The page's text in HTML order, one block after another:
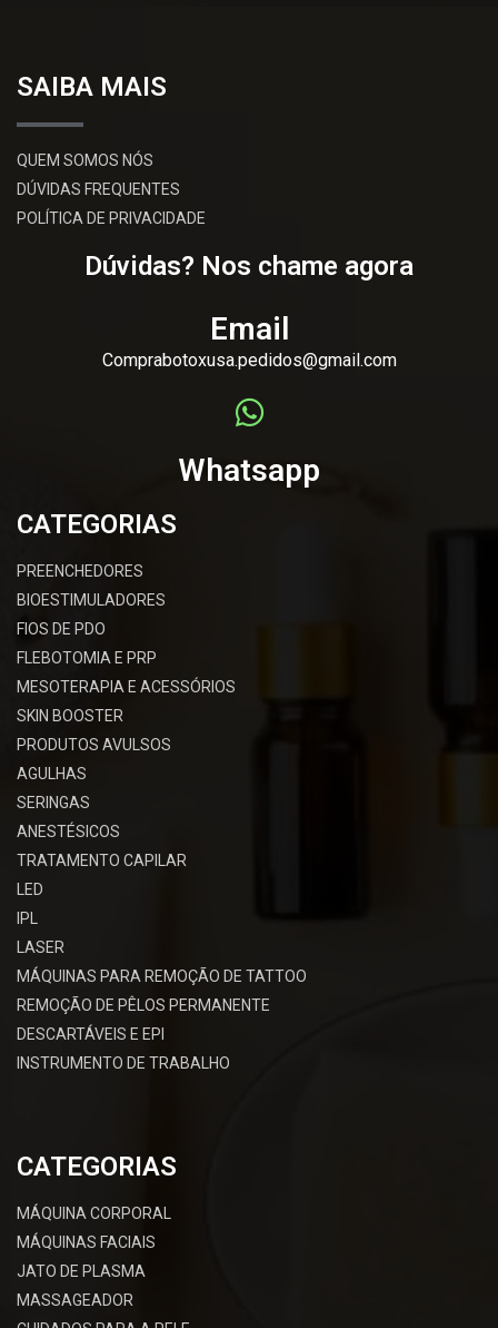
SAIBA MAIS
QUEM SOMOS NÓS
DÚVIDAS FREQUENTES
POLÍTICA DE PRIVACIDADE
Dúvidas? Nos chame agora
Email
Comprabotoxusa.pedidos@gmail.com
Whatsapp
CATEGORIAS
PREENCHEDORES
BIOESTIMULADORES
FIOS DE PDO
FLEBOTOMIA E PRP
MESOTERAPIA E ACESSÓRIOS
SKIN BOOSTER
PRODUTOS AVULSOS
AGULHAS
SERINGAS
ANESTÉSICOS
TRATAMENTO CAPILAR
LED
IPL
LASER
MÁQUINAS PARA REMOÇÃO DE TATTOO
REMOÇÃO DE PÊLOS PERMANENTE
DESCARTÁVEIS E EPI
INSTRUMENTO DE TRABALHO
CATEGORIAS
MÁQUINA CORPORAL
MÁQUINAS FACIAIS
JATO DE PLASMA
MASSAGEADOR